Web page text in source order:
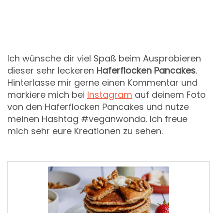
Ich wünsche dir viel Spaß beim Ausprobieren
dieser sehr leckeren Haferflocken Pancakes.
Hinterlasse mir gerne einen Kommentar und
markiere mich bei Instagram auf deinem Foto
von den Haferflocken Pancakes und nutze
meinen Hashtag #veganwonda. Ich freue
mich sehr eure Kreationen zu sehen.